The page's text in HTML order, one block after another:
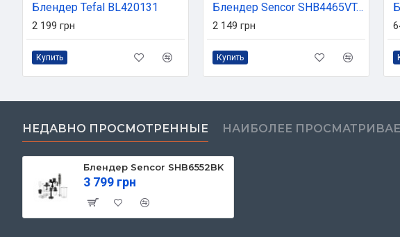
Блендер Tefal BL420131
2 199 грн
Купить
Блендер Sencor SHB4465VT-EUE3
2 149 грн
Купить
НЕДАВНО ПРОСМОТРЕННЫЕ НАИБОЛЕЕ
Блендер Sencor SHB6552BK
3 799 грн